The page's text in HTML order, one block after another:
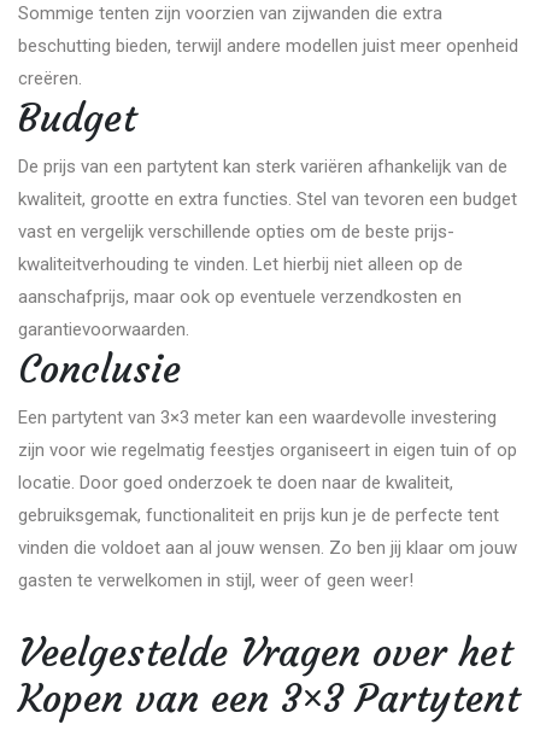
Sommige tenten zijn voorzien van zijwanden die extra
beschutting bieden, terwijl andere modellen juist meer openheid
creëren.
Budget
De prijs van een partytent kan sterk variëren afhankelijk van de
kwaliteit, grootte en extra functies. Stel van tevoren een budget
vast en vergelijk verschillende opties om de beste prijs-
kwaliteitverhouding te vinden. Let hierbij niet alleen op de
aanschafprijs, maar ook op eventuele verzendkosten en
garantievoorwaarden.
Conclusie
Een partytent van 3×3 meter kan een waardevolle investering
zijn voor wie regelmatig feestjes organiseert in eigen tuin of op
locatie. Door goed onderzoek te doen naar de kwaliteit,
gebruiksgemak, functionaliteit en prijs kun je de perfecte tent
vinden die voldoet aan al jouw wensen. Zo ben jij klaar om jouw
gasten te verwelkomen in stijl, weer of geen weer!
Veelgestelde Vragen over het
Kopen van een 3×3 Partytent